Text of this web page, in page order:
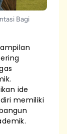
Bagi
ide
memiliki